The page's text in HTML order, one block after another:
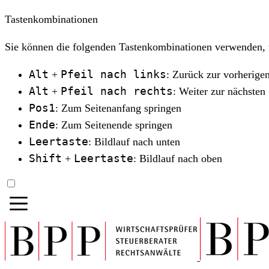
Tastenkombinationen
Sie können die folgenden Tastenkombinationen
Alt + Pfeil nach links: Zurück zur
Alt + Pfeil nach rechts: Weiter zur nächsten
Pos1: Zum Seitenanfang springen
Ende: Zum Seitenende springen
Leertaste: Bildlauf nach unten
Shift + Leertaste: Bildlauf nach oben